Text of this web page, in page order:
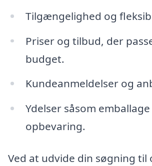
Tilgængelighed og
Priser og tilbud, der
budget.
Kundeanmeldelser og
Ydelser såsom
opbevaring.
Ved at udvide din søgning til